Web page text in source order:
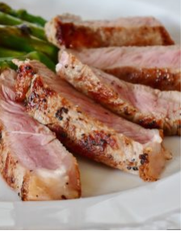
Le
Gestionezi
Eficient